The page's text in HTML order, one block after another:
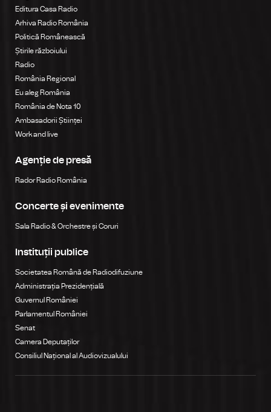
Editura Casa Radio
Arhiva Radio România
Politică Românească
Știrile războiului
Radio
România Regional
Eu aleg România
România de Nota 10
Ambasadorii Științei
Work and live
Agenție de presă
Rador Radio România
Concerte și evenimente
Sala Radio & Orchestre și Coruri
Instituții publice
Societatea Română de Radiodifuziune
Administrația Prezidențială
Guvernul României
Parlamentul României
Senat
Camera Deputaților
Consiliul Național al Audiovizualului